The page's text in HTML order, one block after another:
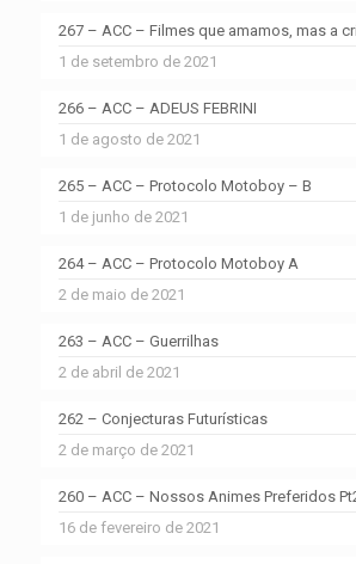
267 – ACC – Filmes que amamos, mas a
1 de setembro de 2021
266 – ACC – ADEUS FEBRINI
1 de agosto de 2021
265 – ACC – Protocolo Motoboy – B
1 de junho de 2021
264 – ACC – Protocolo Motoboy A
2 de maio de 2021
263 – ACC – Guerrilhas
2 de abril de 2021
262 – Conjecturas Futurísticas
2 de março de 2021
260 – ACC – Nossos Animes Preferidos
16 de fevereiro de 2021